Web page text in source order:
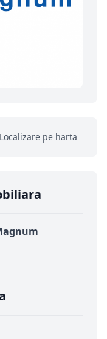
Localizare pe harta